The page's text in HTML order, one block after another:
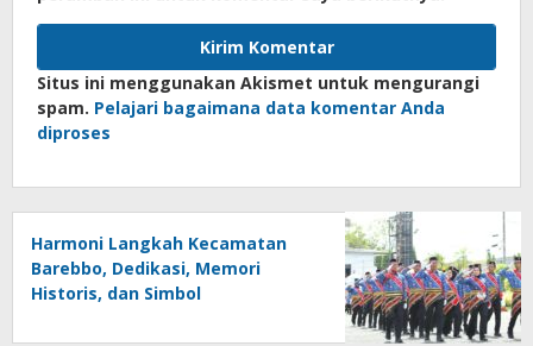
Situs ini menggunakan Akismet untuk mengurangi
spam. Pelajari bagaimana data komentar Anda
diproses
Harmoni Langkah Kecamatan
Barebbo, Dedikasi, Memori
Historis, dan Simbol